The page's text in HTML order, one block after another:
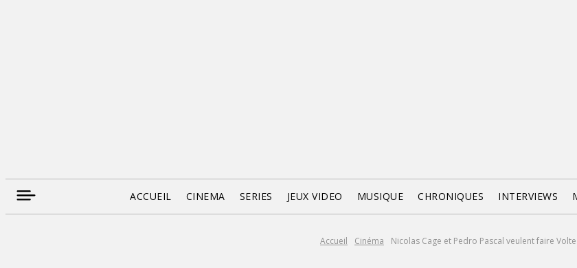
ACCUEIL CINEMA SERIES JEUX VIDEO MUSIQUE CHRONIQUES INTERVIEWS
Accueil Cinéma Nicolas Cage et Pedro Pascal veulent faire Volte